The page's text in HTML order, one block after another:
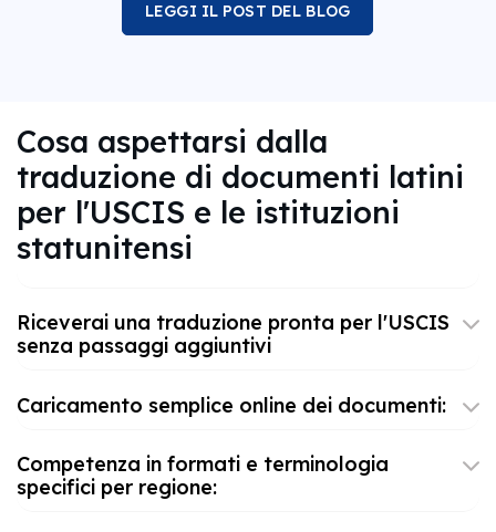
LEGGI IL POST DEL BLOG
Cosa aspettarsi dalla
traduzione di documenti latini
per l'USCIS e le istituzioni
statunitensi
Riceverai una traduzione pronta per l'USCIS
senza passaggi aggiuntivi
Caricamento semplice online dei documenti:
Competenza in formati e terminologia
specifici per regione: